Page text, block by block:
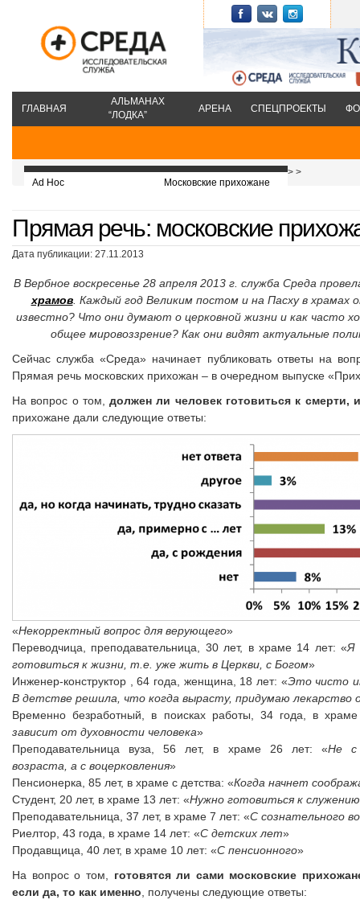
ГЛАВНАЯ
АЛЬМАНАХ
“ЛОДКА”
АРЕНА СПЕЦПРОЕКТЫ
Ad Hoc
>
Московские прихожане
>
Прямая речь: московские
Дата публикации: 27.11.2013
В Вербное воскресенье 28 апреля 2013 г. служба Среда
храмов. Каждый год Великим постом и на Пасху в храмах
известно? Что они думают о церковной жизни и как часто
общее мировоззрение? Как они видят актуальные
Сейчас служба «Среда» начинает публиковать ответы на
Прямая речь московских прихожан – в очередном выпуске
На вопрос о том,должен ли человек готовиться к смерти,
прихожане дали следующие ответы:
«Некорректный вопрос для верующего»
Переводчица, преподавательница, 30 лет, в храме 14 лет: «Я
готовиться к жизни, т.е. уже жить в Церкви, с Богом»
Инженер-конструктор , 64 года, женщина, 18 лет: «Это чисто
В детстве решила, что когда вырасту, придумаю лекарство
Временно безработный, в поисках работы, 34 года, в
зависит от духовности человека»
Преподавательница вуза, 56 лет, в храме 26 лет: «Не с
возраста, а с воцерковления»
Пенсионерка, 85 лет, в храме с детства: «Когда начнет
Студент, 20 лет, в храме 13 лет: «Нужно готовиться к
Преподавательница, 37 лет, в храме 7 лет: «С сознательного
Риелтор, 43 года, в храме 14 лет: «С детских лет»
Продавщица, 40 лет, в храме 10 лет: «С пенсионного»
На вопрос о том, готовятся ли сами московские
если да, то как именно , получены следующие ответы: